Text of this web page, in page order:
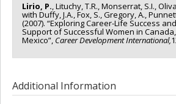
Lirio, P., Lituchy, T.R., Monserrat, S.I.,
with Duffy, J.A., Fox, S., Gregory, A.,
(2007). “Exploring Career-Life Success
Support of Successful Women in
Mexico”, Career DevelopmentInternational,
Additional Information